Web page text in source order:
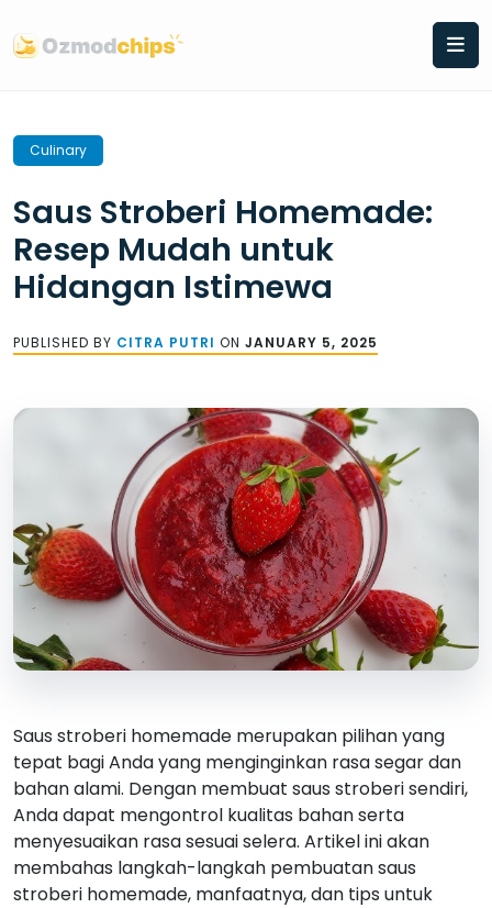
to
content
Culinary
Saus Stroberi Homemade:
Resep Mudah untuk
Hidangan Istimewa
PUBLISHED BY CITRA PUTRI ON JANUARY 5, 2025
Saus stroberi homemade merupakan pilihan yang
tepat bagi Anda yang menginginkan rasa segar dan
bahan alami. Dengan membuat saus stroberi sendiri,
Anda dapat mengontrol kualitas bahan serta
menyesuaikan rasa sesuai selera. Artikel ini akan
membahas langkah-langkah pembuatan saus
stroberi homemade, manfaatnya, dan tips untuk